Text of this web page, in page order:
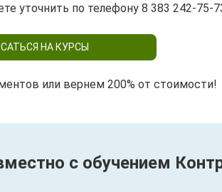
уточнить по телефону 8 383 242-75-
НА КУРСЫ
или вернем 200% от стоимости!
с обучением